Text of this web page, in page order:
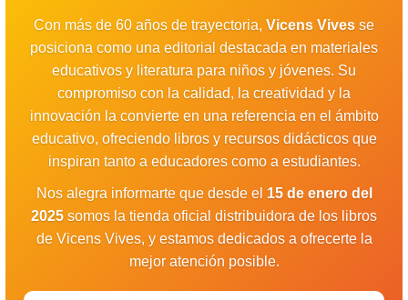
Con más de 60 años de trayectoria, Vicens Vives se
posiciona como una editorial destacada en materiales
educativos y literatura para niños y jóvenes. Su
compromiso con la calidad, la creatividad y la
innovación la convierte en una referencia en el ámbito
educativo, ofreciendo libros y recursos didácticos que
inspiran tanto a educadores como a estudiantes.
Nos alegra informarte que desde el 15 de enero del
2025 somos la tienda oficial distribuidora de los libros
de Vicens Vives, y estamos dedicados a ofrecerte la
mejor atención posible.